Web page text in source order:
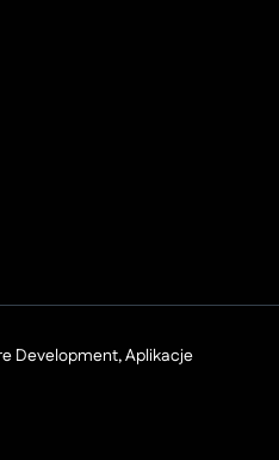
Development, Aplikacje